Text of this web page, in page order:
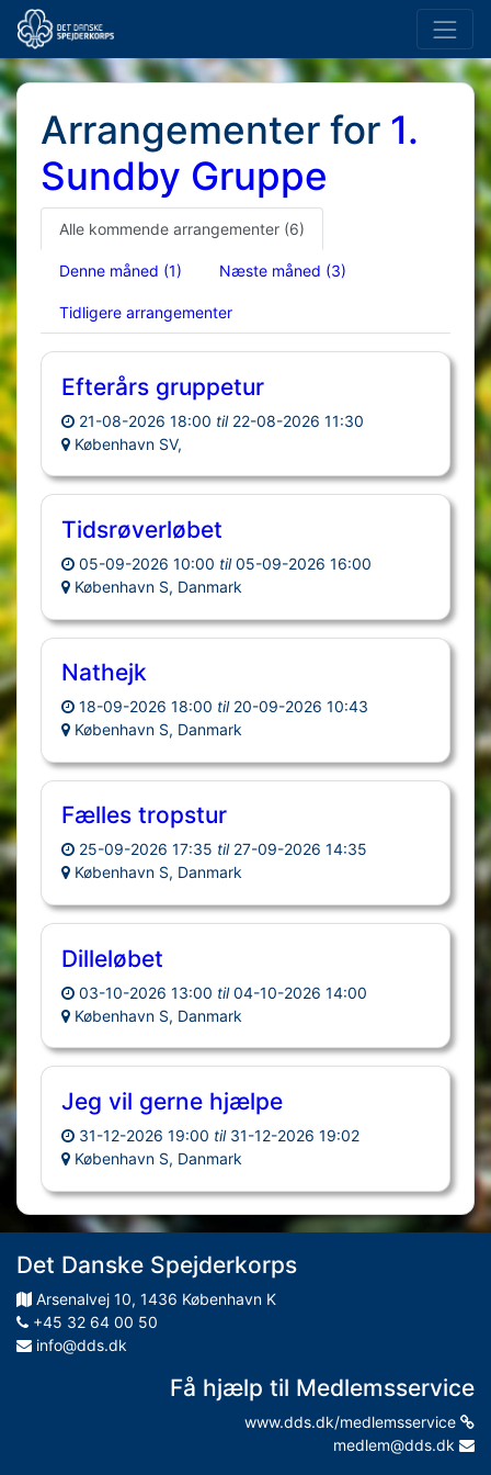
Arrangementer for 1.
Sundby Gruppe
Alle kommende arrangementer (6)
Denne måned (1) Næste måned (3)
Tidligere arrangementer
Efterårs gruppetur
21-08-2026 18:00 til 22-08-2026 11:30
København SV,
Tidsrøverløbet
05-09-2026 10:00 til 05-09-2026 16:00
København S, Danmark
Nathejk
18-09-2026 18:00 til 20-09-2026 10:43
København S, Danmark
Fælles tropstur
25-09-2026 17:35 til 27-09-2026 14:35
København S, Danmark
Dilleløbet
03-10-2026 13:00 til 04-10-2026 14:00
København S, Danmark
Jeg vil gerne hjælpe
31-12-2026 19:00 til 31-12-2026 19:02
København S, Danmark
Det Danske Spejderkorps
Arsenalvej 10, 1436 København K
+45 32 64 00 50
info@dds.dk
Få hjælp til Medlemsservice
www.dds.dk/medlemsservice
medlem@dds.dk